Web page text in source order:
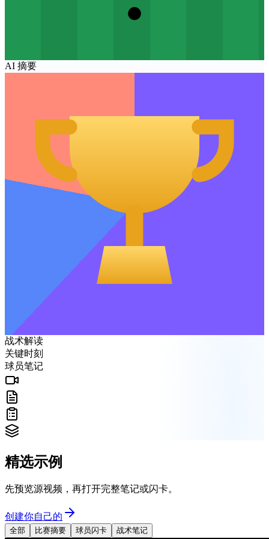
AI 摘要
战术解读
关键时刻
球员笔记
精选示例
先预览源视频，再打开完整笔记或闪卡。
创建你自己的
全部 比赛摘要 球员闪卡 战术笔记